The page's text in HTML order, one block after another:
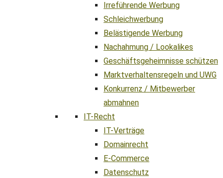
Irreführende Werbung
Schleichwerbung
Belästigende Werbung
Nachahmung / Lookalikes
Geschäftsgeheimnisse schützen
Marktverhaltensregeln und UWG
Konkurrenz / Mitbewerber
abmahnen
IT-Recht
IT-Verträge
Domainrecht
E-Commerce
Datenschutz